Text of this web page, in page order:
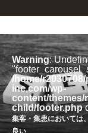
in
assistere-
数が多い方が
Warning:
/home/
inc.com/wp-
content/themes/
child/footer.php
キーワード流入数が多